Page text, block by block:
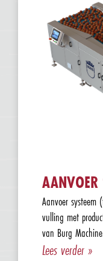
AANVOER
Aanvoer systeem
vulling met
van Burg
Lees verder »